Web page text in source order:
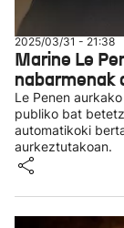
2025/03/31 - 21:38
Marine Le
nabarmenak
Le Penen
publiko bat
automatikoki
aurkeztutakoan.